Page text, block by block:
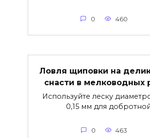
0 460
Ловля щиповки на
снасти в мелководных
Используйте леску
0,15 мм для
0 463